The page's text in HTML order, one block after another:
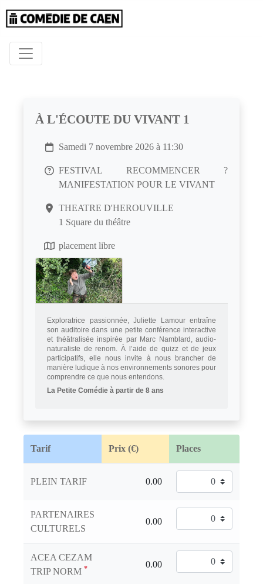
À L'ÉCOUTE DU VIVANT 1
Samedi 7 novembre 2026 à 11:30
FESTIVAL RECOMMENCER ?
MANIFESTATION POUR LE VIVANT
THEATRE D'HEROUVILLE
1 Square du théâtre
placement libre
Exploratrice passionnée, Juliette Lamour entraîne
son auditoire dans une petite conférence interactive
et théâtralisée inspirée par Marc Namblard, audio-
naturaliste de renom. À l’aide de quizz et de jeux
participatifs, elle nous invite à nous brancher de
manière ludique à nos environnements sonores pour
comprendre ce que nous entendons.
La Petite Comédie à partir de 8 ans
Tarif Prix (€) Places
PLEIN TARIF
PARTENAIRES
CULTURELS
ACEA CEZAM
TRIP NORM *